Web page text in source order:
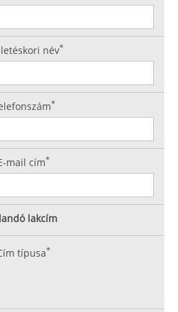
név*
*
mail cím*
lakcím
típusa*